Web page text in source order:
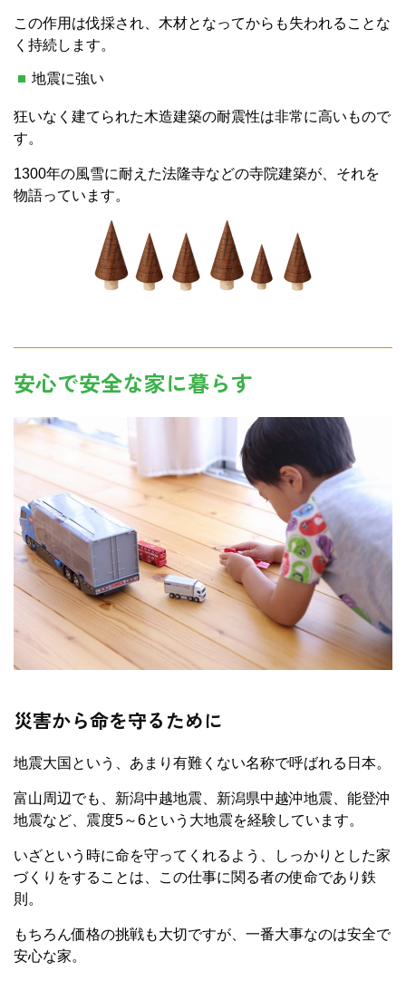
この作用は伐採され、木材となってからも失われることな
く持続します。
地震に強い
狂いなく建てられた木造建築の耐震性は非常に高いもので
す。
1300年の風雪に耐えた法隆寺などの寺院建築が、それを
物語っています。
安心で安全な家に暮らす
災害から命を守るために
地震大国という、あまり有難くない名称で呼ばれる日本。
富山周辺でも、新潟中越地震、新潟県中越沖地震、能登沖
地震など、震度5～6という大地震を経験しています。
いざという時に命を守ってくれるよう、しっかりとした家
づくりをすることは、この仕事に関る者の使命であり鉄
則。
もちろん価格の挑戦も大切ですが、一番大事なのは安全で
安心な家。